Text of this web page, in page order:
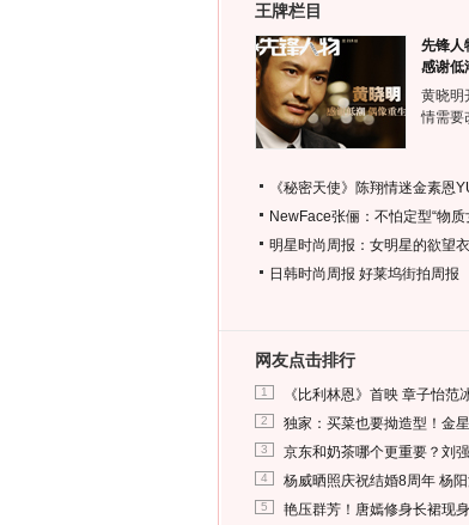
王牌栏目
先锋人
感谢低
黄晓明
情需
《秘密天使》陈翔情迷金素恩
NewFace张俪：不怕定型“物质
明星时尚周报：女明星的欲望
日韩时尚周报 好莱坞街拍周报
网友点击排行
1 《比利林恩》首映 章子怡范
2 独家：买菜也要拗造型！金
3 京东和奶茶哪个更重要？刘
4 杨威晒照庆祝结婚8周年 杨
5 艳压群芳！唐嫣修身长裙现